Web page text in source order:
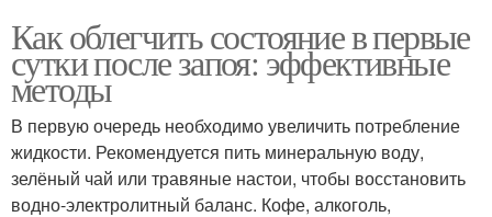
Как облегчить состояние в первые
сутки после запоя: эффективные
методы
В первую очередь необходимо увеличить потребление
жидкости. Рекомендуется пить минеральную воду,
зелёный чай или травяные настои, чтобы восстановить
водно-электролитный баланс. Кофе, алкоголь,